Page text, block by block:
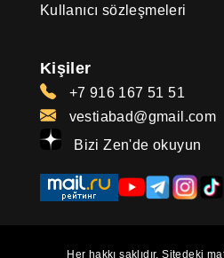
Kullanıcı sözleşmeleri
Kişiler
+7 916 167 51 51
vestiabad@gmail.com
Bizi Zen'de okuyun
Her hakkı saklıdır. Sitedeki